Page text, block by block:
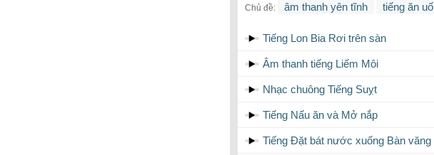
Chủ đề: âm thanh yên tĩnh tiếng ăn
Tiếng Lon Bia Rơi trên sàn
Âm thanh tiếng Liếm Môi
Nhạc chuông Tiếng Suỵt
Tiếng Nấu ăn và Mở nắp
Tiếng Đặt bát nước xuống Bàn văng